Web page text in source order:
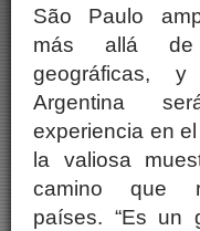
São Paulo
más allá de
geográficas,
Argentina
experiencia en
la valiosa
camino que
países. “Es un